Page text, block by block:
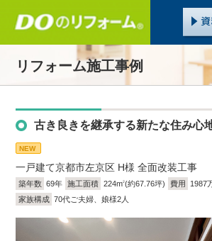
リフォーム施工事例
古き良きを継承する新たな住み心
NEW
一戸建て京都市左京区 H様 全面改装工事
築年数 69年 施工面積 224m2(約67.76坪) 費用 1987
家族構成 70代ご夫婦、娘様2人